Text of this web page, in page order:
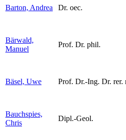
Barton, Andrea Dr. oec.
Bärwald,
Manuel
Prof. Dr. phil.
Bäsel, Uwe Prof. Dr.-Ing. Dr. rer.
Bauchspies,
Chris
Dipl.-Geol.